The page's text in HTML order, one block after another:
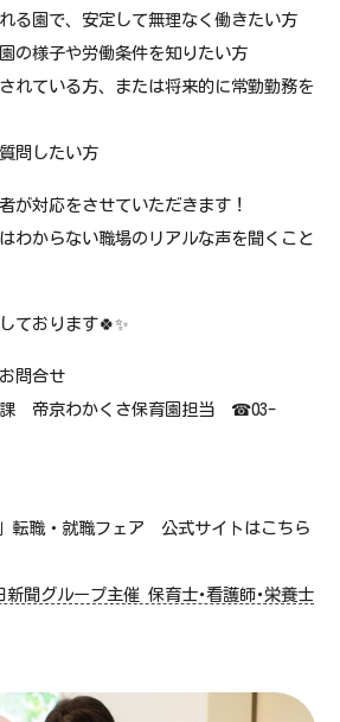
る園で、安定して無理なく働きたい方
の様子や労働条件を知りたい方
れている方、または将来的に常勤勤務を
問したい方
が対応をさせていただきます！
わからない職場のリアルな声を聞くこと
ております🍀✨
問合せ
帝京わかくさ保育園担当 ☎03-
転職・就職フェア 公式サイトはこちら
聞グループ主催 保育士･看護師･栄養士